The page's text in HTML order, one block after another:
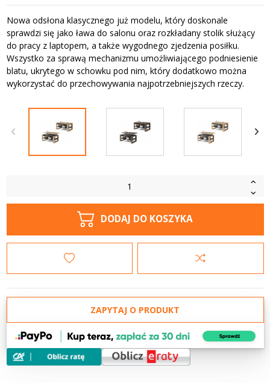
Nowa odsłona klasycznego już modelu, który doskonale
sprawdzi się jako ława do salonu oraz rozkładany stolik służący
do pracy z laptopem, a także wygodnego zjedzenia posiłku.
Wszystko za sprawą mechanizmu umożliwiającego podniesienie
blatu, ukrytego w schowku pod nim, który dodatkowo można
wykorzystać do przechowywania najpotrzebniejszych rzeczy.
DODAJ DO KOSZYKA
ZAPYTAJ O PRODUKT